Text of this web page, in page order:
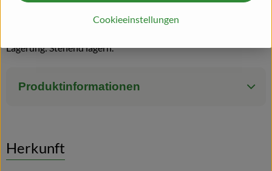
durch Ecocert FR-Bio-01
Lagerung: Stehend lagern.
Produktinformationen
Herkunft
Cookieeinstellungen